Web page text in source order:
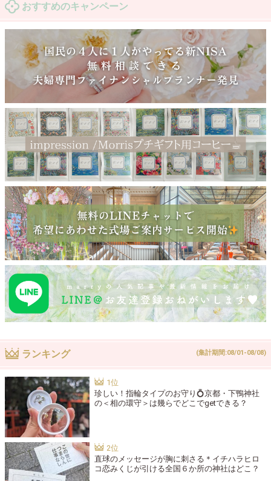
おすすめのキャンペーン
ランキング (集計期間:08/01-08/08)
珍しい！指輪タイプのお守り💍京都・下鴨神社
の＜相の環守＞は幾らでどこでgetできる？
直球のメッセージが胸に刺さる＊イチハラヒロ
コ恋みくじが引ける全国６か所の神社はどこ？